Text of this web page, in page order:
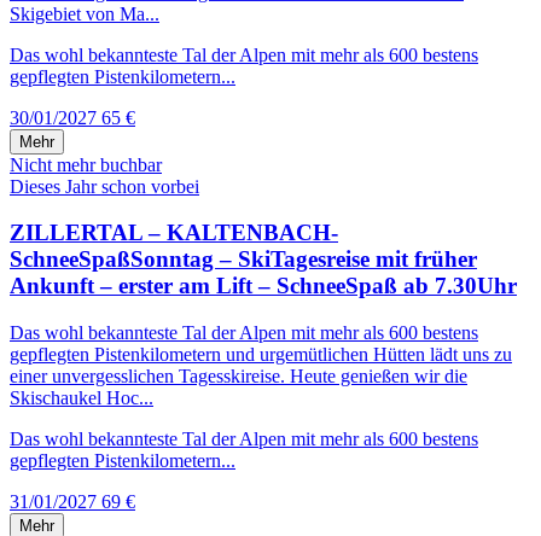
Skigebiet von Ma...
Das wohl bekannteste Tal der Alpen mit mehr als 600 bestens
gepflegten Pistenkilometern...
30/01/2027 65 €
Mehr
Nicht mehr buchbar
Dieses Jahr schon vorbei
ZILLERTAL – KALTENBACH-
SchneeSpaßSonntag – SkiTagesreise mit früher
Ankunft – erster am Lift – SchneeSpaß ab 7.30Uhr
Das wohl bekannteste Tal der Alpen mit mehr als 600 bestens
gepflegten Pistenkilometern und urgemütlichen Hütten lädt uns zu
einer unvergesslichen Tagesskireise. Heute genießen wir die
Skischaukel Hoc...
Das wohl bekannteste Tal der Alpen mit mehr als 600 bestens
gepflegten Pistenkilometern...
31/01/2027 69 €
Mehr